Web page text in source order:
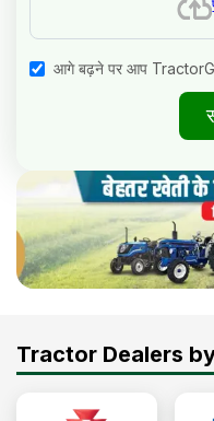
आगे बढ़ने पर आप
Tractor Dealers